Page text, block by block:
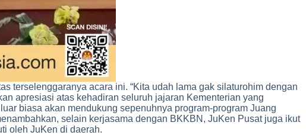
terselenggaranya acara ini. “Kita udah lama gak silaturohim dengan
apresiasi atas kehadiran seluruh jajaran Kementerian yang
biasa akan mendukung sepenuhnya program-program Juang
selain kerjasama dengan BKKBN, JuKen Pusat juga ikut
oleh JuKen di daerah.